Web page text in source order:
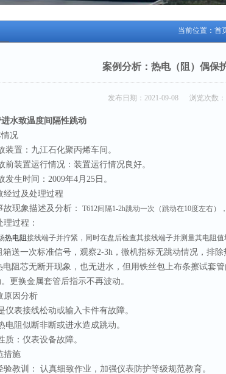
当前位置： 首
案例分析：热电（阻）偶保
发布日期：2021-09-08 浏览次数：
水致温度间隔性跳动
况
装置：九江石化聚丙烯车间。
前装置运行情况：装置运行情况良好。
发生时间：2009年4月25日。
经过及处理过程
故现象描述及分析：
T612间隔1-2h跳动一次（跳动在10度左右）
理过程：
热电阻 接线端子并拧紧，同时在盘后检查其接线端子并测量其电阻值
箱送一次标准信号，观察2-3h，微机指标无跳动情况，排除
电阻芯无断开现象，也无进水，但用铁丝包上布条擦试套
更换金属套管后指示不再波动。
原因分析
仪表接线松动或输入卡件有故障。
电阻似断非断或进水造成跳动。
质：仪表设备故障。
措施
验教训： 认真细致作业，加强仪表防护等级规范教育。